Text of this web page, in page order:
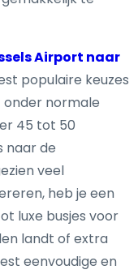
Airport naar
populaire keuzes
onder normale
45 tot 50
naar de
veel
heb je een
luxe busjes voor
landt of extra
eenvoudige en